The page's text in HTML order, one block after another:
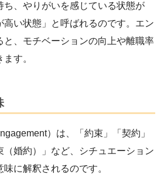
ち、やりがいを感じている状態が
高い状態」と呼ばれるのです。エン
と、モチベーションの向上や離職率
す。
）は、「約束」「契約」
（婚約）」など、シチュエーション
に解釈されるのです。